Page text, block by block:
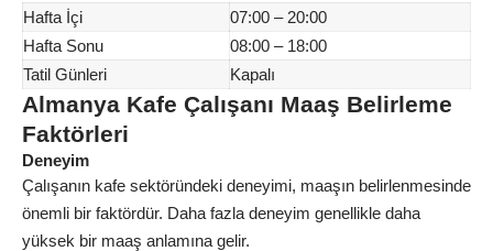
Hafta İçi
07:00 – 20:00
Hafta Sonu
08:00 – 18:00
Tatil Günleri
Kapalı
Almanya Kafe Çalışanı Maaş Belirleme
Faktörleri
Deneyim
Çalışanın kafe sektöründeki deneyimi, maaşın belirlenmesinde
önemli bir faktördür. Daha fazla deneyim genellikle daha
yüksek bir maaş anlamına gelir.